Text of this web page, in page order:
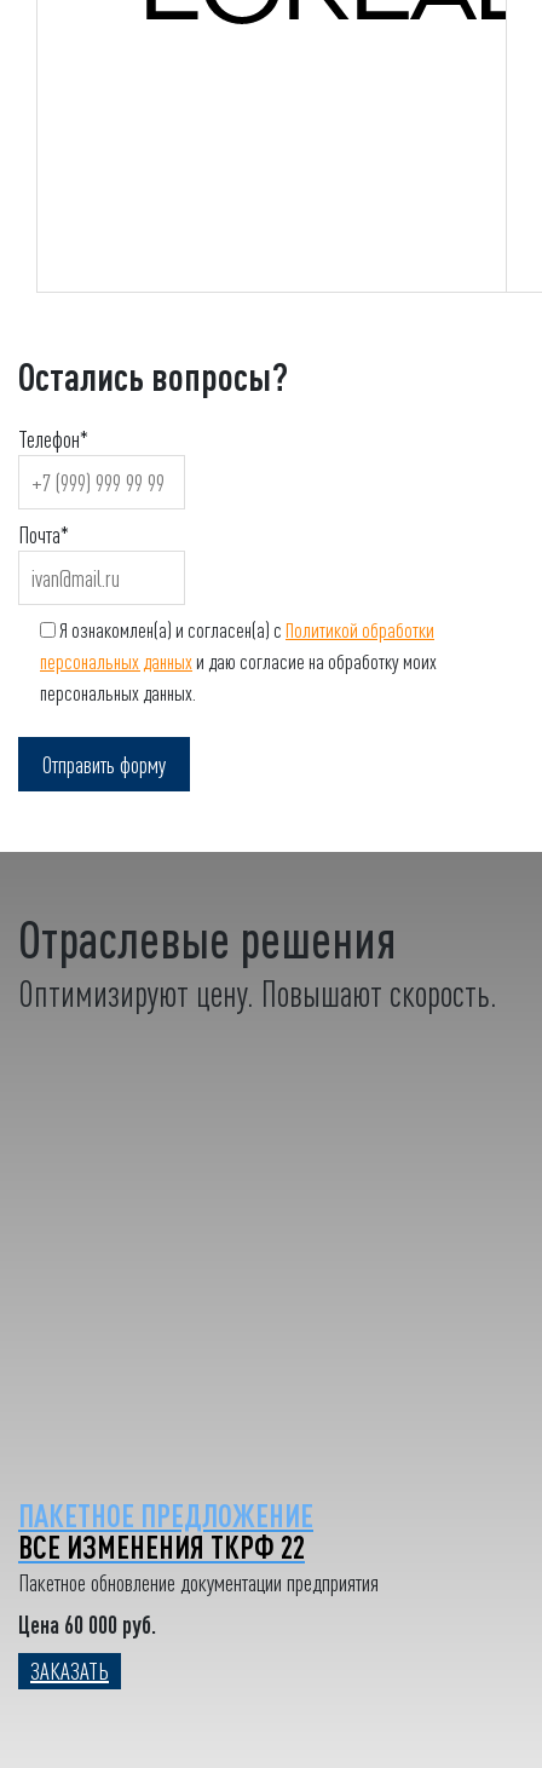
Остались вопросы?
Телефон*
Почта*
Я ознакомлен(а) и согласен(а) сПолитикой обработки
персональных данныхи даю согласие на обработку моих
персональных данных.
Отраслевые решения
Оптимизируют цену. Повышают скорость.
ПАКЕТНОЕ ПРЕДЛОЖЕНИЕ
ВСЕ ИЗМЕНЕНИЯ ТКРФ 22
Пакетное обновление документации предприятия
Цена 60 000 руб.
ЗАКАЗАТЬ